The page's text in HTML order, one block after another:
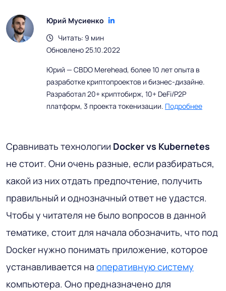
Юрий Мусиенко
Читать: 9 мин
Обновлено 25.10.2022
Юрий — CBDO Merehead, более 10 лет опыта в
разработке криптопроектов и бизнес-дизайне.
Разработал 20+ криптобирж, 10+ DeFi/P2P
платформ, 3 проекта токенизации. Подробнее
Сравнивать технологии Dockervs Kubernetes
не стоит. Они очень разные, если разбираться,
какой из них отдать предпочтение, получить
правильный и однозначный ответ не удастся.
Чтобы у читателя не было вопросов в данной
тематике, стоит для начала обозначить, что под
Docker нужно понимать приложение, которое
устанавливается на оперативную систему
компьютера. Оно предназначено для